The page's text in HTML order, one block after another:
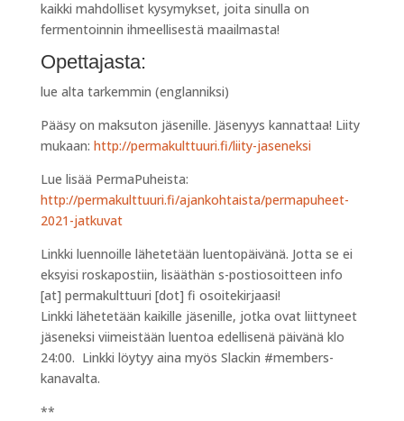
kaikki mahdolliset kysymykset, joita sinulla on
fermentoinnin ihmeellisestä maailmasta!
Opettajasta:
lue alta tarkemmin (englanniksi)
Pääsy on maksuton jäsenille. Jäsenyys kannattaa! Liity
mukaan: http://permakulttuuri.fi/liity-jaseneksi
Lue lisää PermaPuheista:
http://permakulttuuri.fi/ajankohtaista/permapuheet-
2021-jatkuvat
Linkki luennoille lähetetään luentopäivänä. Jotta se ei
eksyisi roskapostiin, lisääthän s-postiosoitteen info
[at] permakulttuuri [dot] fi osoitekirjaasi!
Linkki lähetetään kaikille jäsenille, jotka ovat liittyneet
jäseneksi viimeistään luentoa edellisenä päivänä klo
24:00. Linkki löytyy aina myös Slackin #members-
kanavalta.
**